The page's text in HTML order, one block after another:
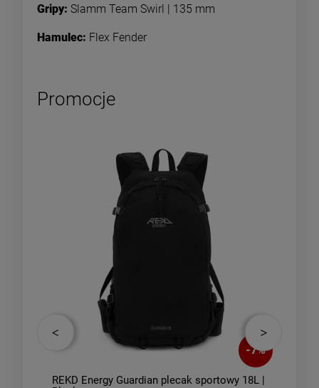
Gripy: Slamm Team Swirl | 135 mm
Hamulec: Flex Fender
Promocje
7%
plecak sportowy 18L | Enuff SWISS łożyska do